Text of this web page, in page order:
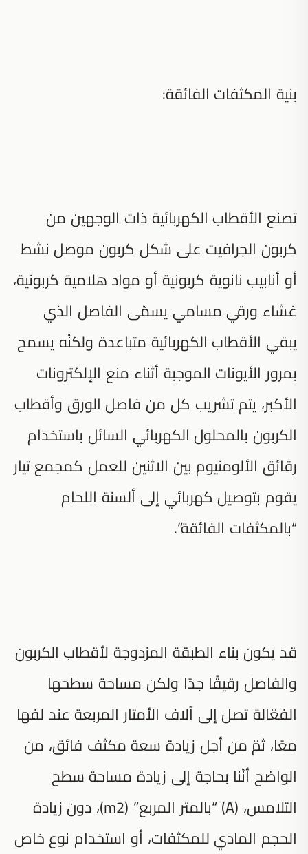
بنية المكثفات الفائقة:
تصنع الأقطاب الكهربائية ذات الوجهين من
كربون الجرافيت على شكل كربون موصل نشط
أو أنابيب نانوية كربونية أو مواد هلامية كربونية،
غشاء ورقي مسامي يسمّى الفاصل الذي
يبقي الأقطاب الكهربائية متباعدة ولكنّه يسمح
بمرور الأيونات الموجبة أثناء منع الإلكترونات
الأكبر، يتم تشريب كل من فاصل الورق وأقطاب
الكربون بالمحلول الكهربائي السائل باستخدام
رقائق الألومنيوم بين الاثنين للعمل كمجمع تيار
يقوم بتوصيل كهربائي إلى ألسنة اللحام
“بالمكثفات الفائقة”.
قد يكون بناء الطبقة المزدوجة لأقطاب الكربون
والفاصل رقيقًا جدًا ولكن مساحة سطحها
الفعّالة تصل إلى آلاف الأمتار المربعة عند لفها
معًا، ثمّ من أجل زيادة سعة مكثف فائق، من
الواضح أنّنا بحاجة إلى زيادة مساحة سطح
التلامس، (A) “بالمتر المربع” (m2)، دون زيادة
الحجم المادي للمكثفات، أو استخدام نوع خاص